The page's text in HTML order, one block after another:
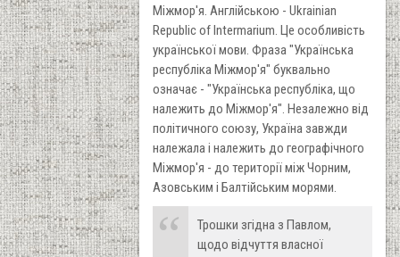
Міжмор'я. Англійською - Ukrainian
Republic of Intermarium. Це особливість
української мови. Фраза "Українська
республіка Міжмор'я" буквально
означає - "Українська республіка, що
належить до Міжмор'я". Незалежно від
політичного союзу, Україна завжди
належала і належить до географічного
Міжмор'я - до території між Чорним,
Азовським і Балтійським морями.
Трошки згідна з Павлом,
щодо відчуття власної